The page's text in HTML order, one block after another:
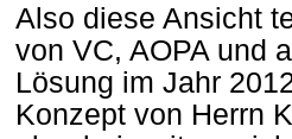
Also diese Ansicht
von VC, AOPA und
Lösung im Jahr
Konzept von Herrn